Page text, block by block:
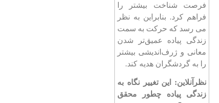
فرصت شناخت بیشتر را
فراهم کرد. بنابراین به نظر
می رسد که حرکت به سمت
زندگی پیاده عمیق‌تر شدن
معانی و ژرف‌اندیشی بیشتر
را به گردشگران هدیه کند.
نظرآنلاین: این تغییر نگاه به
زندگی پیاده چطور محقق